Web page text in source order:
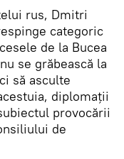
rus, Dmitri
categoric
de la Bucea
se grăbească la
să asculte
diplomații
provocării
de